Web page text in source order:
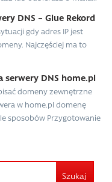
DNS – Glue Rekord
gdy adres IP jest
Najczęściej ma to
serwery DNS home.pl
domeny zewnętrzne
w home.pl domenę
sposobów Przygotowanie
Szukaj